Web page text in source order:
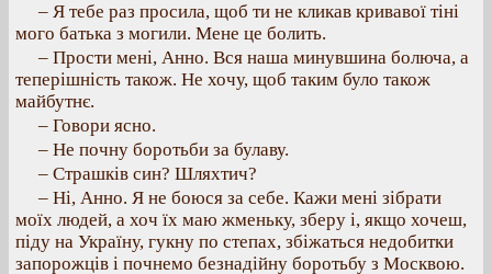
– Я тебе раз просила, щоб ти не кликав кривавої тіні
мого батька з могили. Мене це болить.
– Прости мені, Анно. Вся наша минувшина болюча, а
теперішність також. Не хочу, щоб таким було також
майбутнє.
– Говори ясно.
– Не почну боротьби за булаву.
– Страшків син? Шляхтич?
– Ні, Анно. Я не боюся за себе. Кажи мені зібрати
моїх людей, а хоч їх маю жменьку, зберу і, якщо хочеш,
піду на Україну, гукну по степах, збіжаться недобитки
запорожців і почнемо безнадійну боротьбу з Москвою.